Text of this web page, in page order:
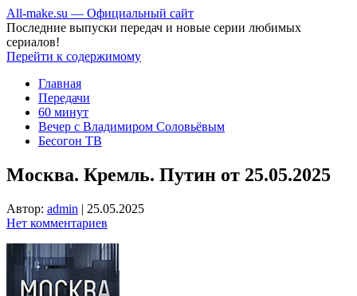
All-make.su — Официальный сайт
Последние выпуски передач и новые серии любимых
сериалов!
Перейти к содержимому
Главная
Передачи
60 минут
Вечер с Владимиром Соловьёвым
Бесогон ТВ
Москва. Кремль. Путин от 25.05.2025
Автор: admin | 25.05.2025
Нет комментариев